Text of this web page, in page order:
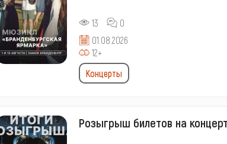
13
0
01.08.2026
12+
Концерты
Розыгрыш билетов на